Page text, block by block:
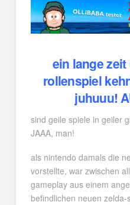
ein lange
rollenspiel
juhuuu!
sind geile spiele in geiler
JAAA, man!
als nintendo damals die
vorstellte, war zwischen
gameplay aus einem
befindlichen neuen